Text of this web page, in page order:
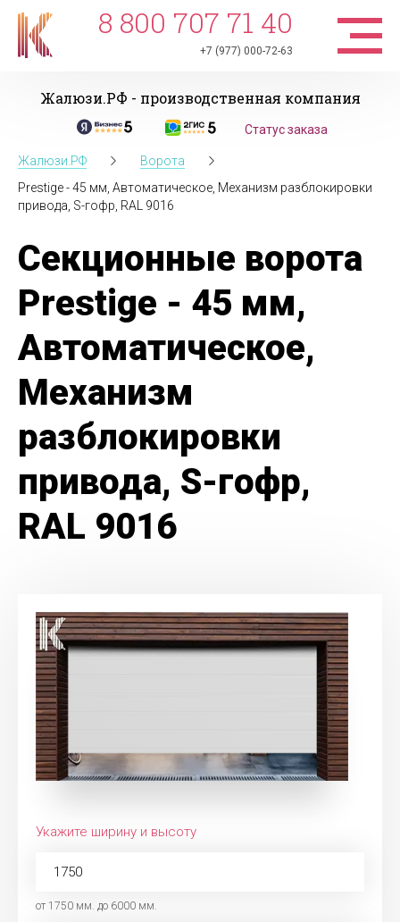
8 800 707 71 40
+7 (977) 000-72-63
Жалюзи.РФ - производственная компания
Статус заказа
Жалюзи.РФ
Ворота
Prestige - 45 мм, Автоматическое, Механизм разблокировки
привода, S-гофр, RAL 9016
Секционные ворота
Prestige - 45 мм,
Автоматическое,
Механизм
разблокировки
привода, S-гофр,
RAL 9016
Укажите ширину и высоту
от 1750 мм. до 6000 мм.